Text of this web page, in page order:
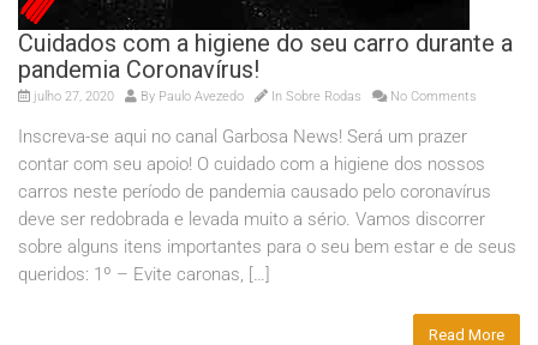
Cuidados com a higiene do seu carro durante a
pandemia Coronavírus!
julho 27, 2020 By Paulo Avezedo In Sobre Rodas No Comments
Inscreva-se aqui no canal Garbosa News! Será um prazer
contar com seu apoio! O cuidado com a higiene dos nossos
carros neste período de pandemia causado pelo coronavírus
deve ser redobrada e levada muito a sério. Vamos discorrer
sobre alguns itens importantes para o seu bem estar e de seus
queridos: 1º – Evite caronas, […]
Read More